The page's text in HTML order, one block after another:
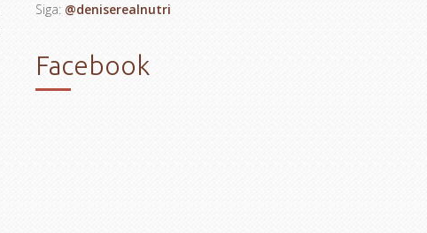
Siga: @deniserealnutri
Facebook